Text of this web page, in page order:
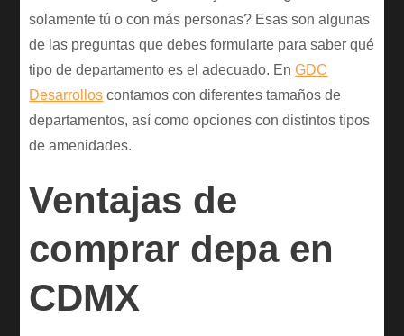
solamente tú o con más personas? Esas son algunas
de las preguntas que debes formularte para saber qué
tipo de departamento es el adecuado. EnGDC
Desarrollos contamos con diferentes tamaños de
departamentos, así como opciones con distintos tipos
de amenidades.
Ventajas de
comprar depa en
CDMX